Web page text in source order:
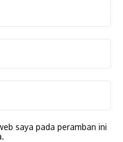
saya pada peramban ini